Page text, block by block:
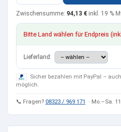
Zwischensumme: 94,13 € inkl. 19 %
Bitte Land wählen für Endpreis
Lieferland:
Sicher bezahlen mit PayPal –
möglich.
📞 Fragen? 08323 / 969 171 · Mo.–Sa.